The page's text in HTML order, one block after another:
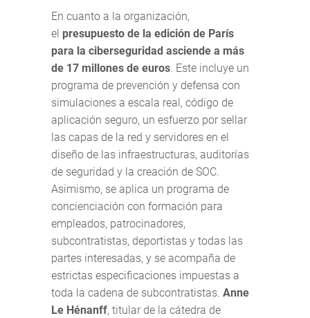
En cuanto a la organización,
el presupuesto de la edición de París
para la ciberseguridad asciende a más
de 17 millones de euros. Este incluye un
programa de prevención y defensa con
simulaciones a escala real, código de
aplicación seguro, un esfuerzo por sellar
las capas de la red y servidores en el
diseño de las infraestructuras, auditorías
de seguridad y la creación de SOC.
Asimismo, se aplica un programa de
concienciación con formación para
empleados, patrocinadores,
subcontratistas, deportistas y todas las
partes interesadas, y se acompaña de
estrictas especificaciones impuestas a
toda la cadena de subcontratistas. Anne
Le Hénanff, titular de la cátedra de